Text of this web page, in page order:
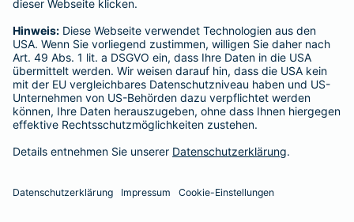
Für private Krankenversicherungen:
Ombudsmann für private Kranken- / Pflege-Versicherungen,
Postfach 060222, 10052 Berlin
Impressum
Barmenia Versicherung - Yasin Sarac
Holzheimer Str. 55
Tel. 0179 8588376